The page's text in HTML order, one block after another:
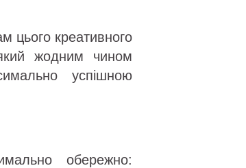
цього креативного
жодним чином
успішною
обережно: